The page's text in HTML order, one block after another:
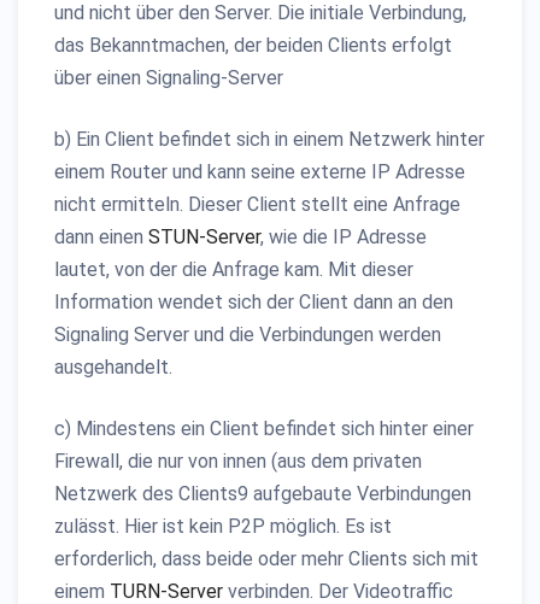
und nicht über den Server. Die initiale Verbindung,
das Bekanntmachen, der beiden Clients erfolgt
über einen Signaling-Server
b) Ein Client befindet sich in einem Netzwerk hinter
einem Router und kann seine externe IP Adresse
nicht ermitteln. Dieser Client stellt eine Anfrage
dann einen STUN-Server, wie die IP Adresse
lautet, von der die Anfrage kam. Mit dieser
Information wendet sich der Client dann an den
Signaling Server und die Verbindungen werden
ausgehandelt.
c) Mindestens ein Client befindet sich hinter einer
Firewall, die nur von innen (aus dem privaten
Netzwerk des Clients9 aufgebaute Verbindungen
zulässt. Hier ist kein P2P möglich. Es ist
erforderlich, dass beide oder mehr Clients sich mit
einem TURN-Server verbinden. Der Videotraffic